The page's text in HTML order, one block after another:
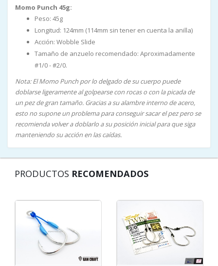
Momo Punch 45g:
Peso: 45g
Longitud: 124mm (114mm sin tener en cuenta la anilla)
Acción: Wobble Slide
Tamaño de anzuelo recomendado: Aproximadamente
#1/0 - #2/0.
Nota: El Momo Punch por lo delgado de su cuerpo puede
doblarse ligeramente al golpearse con rocas o con la picada de
un pez de gran tamaño. Gracias a su alambre interno de acero,
esto no supone un problema para conseguir sacar el pez pero se
recomienda volver a doblarlo a su posición inicial para que siga
manteniendo su acción en las caídas.
PRODUCTOS RECOMENDADOS